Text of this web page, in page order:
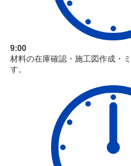
9:00
材料の在庫確認・施工図作成・
す。